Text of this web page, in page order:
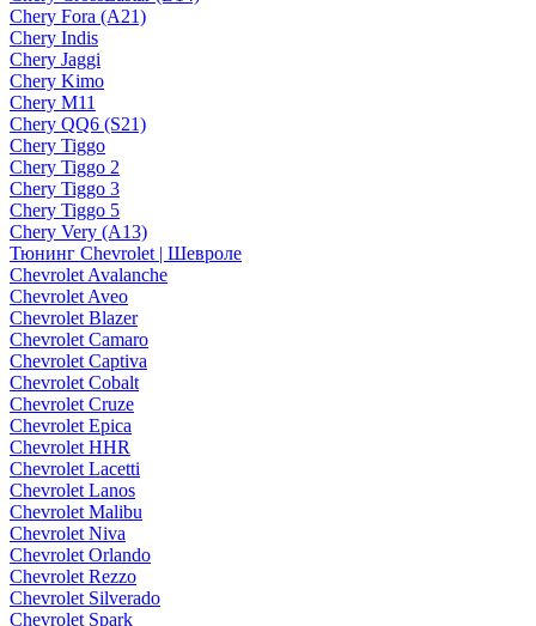
Chery Fora (A21)
Chery Indis
Chery Jaggi
Chery Kimo
Chery M11
Chery QQ6 (S21)
Chery Tiggo
Chery Tiggo 2
Chery Tiggo 3
Chery Tiggo 5
Chery Very (A13)
Тюнинг Chevrolet | Шевроле
Chevrolet Avalanche
Chevrolet Aveo
Chevrolet Blazer
Chevrolet Camaro
Chevrolet Captiva
Chevrolet Cobalt
Chevrolet Cruze
Chevrolet Epica
Chevrolet HHR
Chevrolet Lacetti
Chevrolet Lanos
Chevrolet Malibu
Chevrolet Niva
Chevrolet Orlando
Chevrolet Rezzo
Chevrolet Silverado
Chevrolet Spark